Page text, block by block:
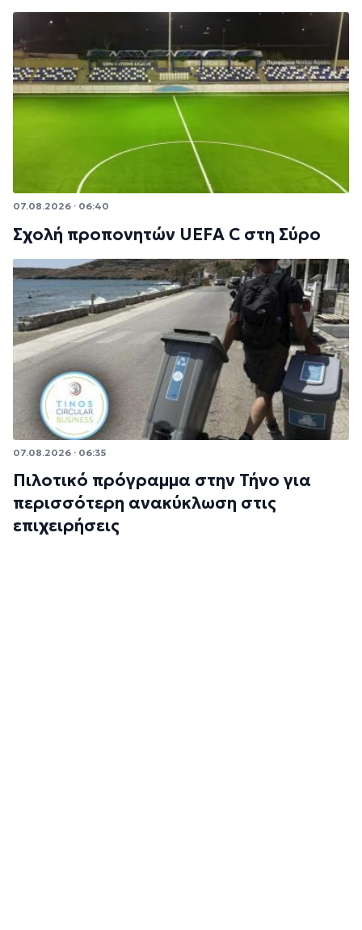
07.08.2026 · 06:40
Σχολή προπονητών UEFA C στη Σύρο
07.08.2026 · 06:35
Πιλοτικό πρόγραμμα στην Τήνο για
περισσότερη ανακύκλωση στις
επιχειρήσεις